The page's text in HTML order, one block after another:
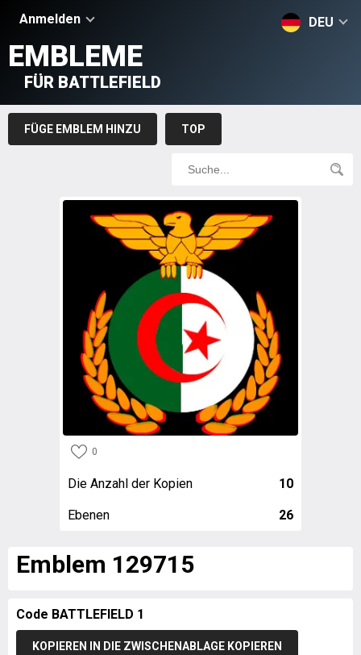
Anmelden DEU
EMBLEME
FÜR BATTLEFIELD
FÜGE EMBLEM HINZU TOP
0
Die Anzahl der Kopien 10
Ebenen 26
Emblem 129715
Code BATTLEFIELD 1
KOPIEREN IN DIE ZWISCHENABLAGE KOPIEREN